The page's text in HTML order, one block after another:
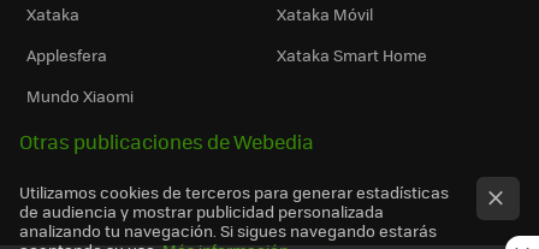
Xataka
Xataka Móvil
Applesfera
Xataka Smart Home
Mundo Xiaomi
Otras publicaciones de Webedia
Utilizamos cookies de terceros para generar estadísticas
de audiencia y mostrar publicidad personalizada
analizando tu navegación. Si sigues navegando estarás